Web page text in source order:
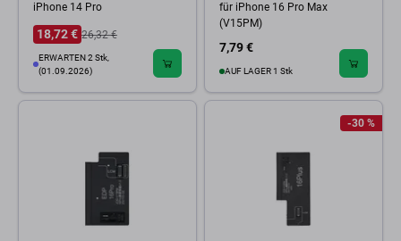
iPhone 14 Pro
18,72 € 26,32 €
ERWARTEN 2 Stk,
(01.09.2026)
für iPhone 16 Pro Max
(V15PM)
7,79 €
AUF LAGER 1 Stk
-30 %